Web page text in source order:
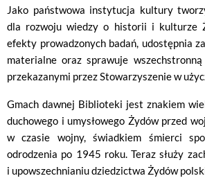
Jako państwowa instytucja kultury
dla rozwoju wiedzy o historii i kulturze
efekty prowadzonych badań, udostępnia
materialne oraz sprawuje
przekazanymi przez Stowarzyszenie w
Gmach dawnej Biblioteki jest znakiem
duchowego i umysłowego Żydów przed
w czasie wojny, świadkiem śmierci
odrodzenia po 1945 roku. Teraz służy
i upowszechnianiu dziedzictwa Żydów